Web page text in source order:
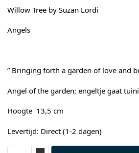
Willow Tree by Suzan Lordi
Angels
” Bringing forth a garden of love and
Angel of the garden; engeltje gaat
Hoogte 13,5 cm
Levertijd: Direct (1-2 dagen)